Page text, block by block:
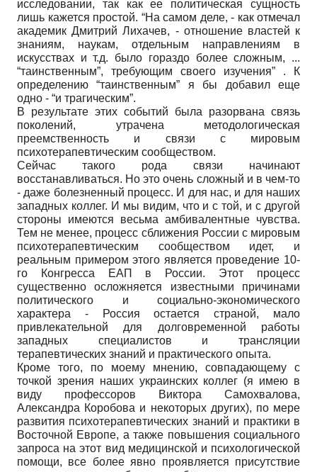
исследовании, так как ее политическая сущность
лишь кажется простой. “На самом деле, - как отмечал
академик Дмитрий Лихачев, - отношение властей к
знаниям, наукам, отдельным направлениям в
искусствах и т.д. было гораздо более сложным, ...
“таинственным”, требующим своего изучения” . К
определению “таинственным” я бы добавил еще
одно - “и трагическим”.
В результате этих событий была разорвана связь
поколений, утрачена методологическая
преемственность и связи с мировым
психотерапевтическим сообществом.
Сейчас такого рода связи начинают
восстанавливаться. Но это очень сложный и в чем-то
- даже болезненный процесс. И для нас, и для наших
западных коллег. И мы видим, что и с той, и с другой
стороны имеются весьма амбивалентные чувства.
Тем не менее, процесс сближения России с мировым
психотерапевтическим сообществом идет, и
реальным примером этого является проведение 10-
го Конгресса ЕАП в России. Этот процесс
существенно осложняется известными причинами
политического и социально-экономического
характера - Россия остается страной, мало
привлекательной для долговременной работы
западных специалистов и трансляции
терапевтических знаний и практического опыта.
Кроме того, по моему мнению, совпадающему с
точкой зрения наших украинских коллег (я имею в
виду профессоров Виктора Самохвалова,
Александра Коробова и некоторых других), по мере
развития психотерапевтических знаний и практики в
Восточной Европе, а также повышения социального
запроса на этот вид медицинской и психологической
помощи, все более явно проявляется присутствие